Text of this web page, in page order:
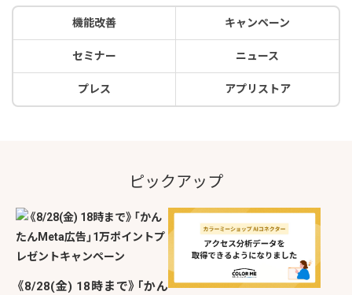
機能改善 キャンペーン
セミナー ニュース
プレス アプリストア
ピックアップ
《8/28(金) 18時まで》「かん